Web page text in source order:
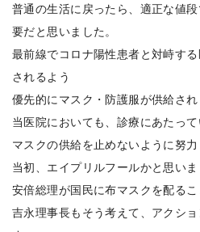
普通の生活に戻ったら、適正な値
要だと思いました。
最前線でコロナ陽性患者と対峙す
されるよう
優先的にマスク・防護服が供給され
当医院においても、診療にあたっ
マスクの供給を止めないように努力
当初、エイプリルフールかと思いま
安倍総理が国民に布マスクを配るこ
吉永理事長もそう考えて、アクシ